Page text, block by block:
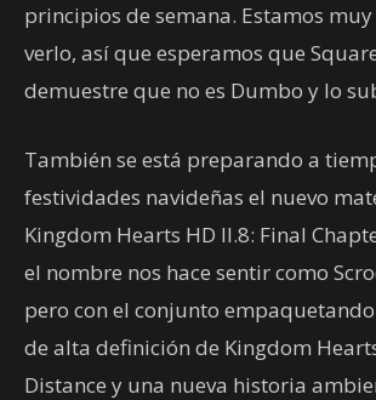
principios de semana. Estamos
verlo, así que esperamos que
demuestre que no es Dumbo y lo
También se está preparando a
festividades navideñas el nuevo
Kingdom Hearts HD II.8: Final
el nombre nos hace sentir como
pero con el conjunto
de alta definición de Kingdom
Distance y una nueva historia